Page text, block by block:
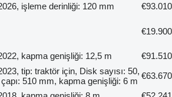
işleme derinliği: 120 mm
€93.010
€19.900
kapma genişliği: 12,5 m
€91.510
tip: traktör için, Disk sayısı: 50,
510 mm, kapma genişliği: 6 m
€63.670